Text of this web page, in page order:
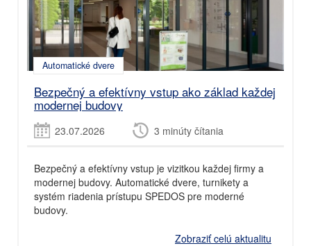
Automatické dvere
Bezpečný a efektívny vstup ako základ každej
modernej budovy
23.07.2026 3 minúty čítania
Bezpečný a efektívny vstup je vizitkou každej firmy a
modernej budovy. Automatické dvere, turnikety a
systém riadenia prístupu SPEDOS pre moderné
budovy.
Zobraziť celú aktualitu